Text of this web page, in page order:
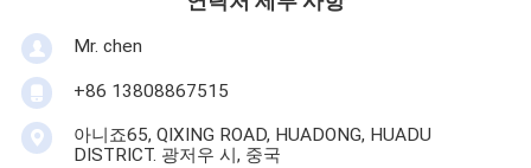
Mr. chen
+86 13808867515
아니죠65, QIXING ROAD, HUADONG, HUADU
DISTRICT. 광저우 시, 중국